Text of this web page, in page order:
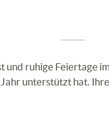
und ruhige Feiertage
Jahr unterstützt hat.